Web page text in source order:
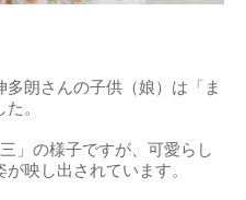
朗さんの子供（娘）は「ま
。
」の様子ですが、可愛らし
映し出されています。